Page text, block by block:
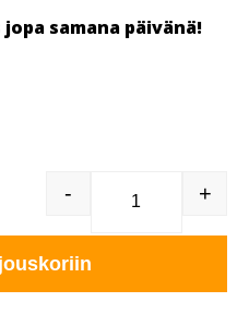
samana päivänä!
FISKARS
- +